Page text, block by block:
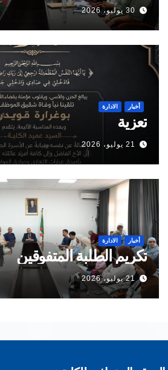
30 يوليو، 2026
أخبار الادارة
تعزية
21 يوليو، 2026
أخبار الادارة
تكريم الطلبة المتفوقين
21 يوليو، 2026